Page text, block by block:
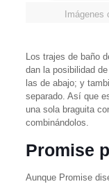
Los trajes de baño
dan la posibilidad
las de abajo; y
separado. Así que
una sola braguita
combinándolos.
Promise
Aunque Promise